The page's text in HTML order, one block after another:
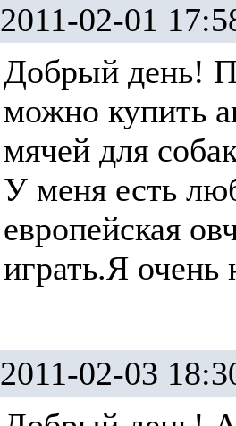
2011-02-01
Добрый день!
можно купить
мячей для
У меня есть
европейская
играть.Я очень
2011-02-03